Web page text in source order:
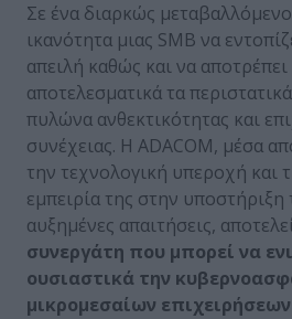
Σε ένα διαρκώς
ικανότητα μιας SMB να
απειλή καθώς και να αποτρέπει
αποτελεσματικά τα
πυλώνα ανθεκτικότητας και
συνέχειας. Η ADACOM, μέσα
την τεχνολογική υπεροχή και
εμπειρία της στην
αυξημένες απαιτήσεις,
συνεργάτη που μπορεί να
ουσιαστικά την
μικρομεσαίων